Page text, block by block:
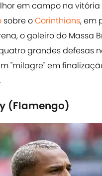
em campo na
sobre oCorinthians, em
o goleiro do Massa
grandes defesas
"milagre" em
(Flamengo)